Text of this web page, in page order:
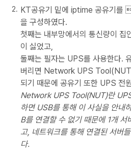
KT공유기 밑에 iptime 공유기를
을 구성하였다.
첫째는 내부망에서의 통신량이 집
이 싫었고,
둘째는 필자는 UPS를 사용한다.
버리면 Network UPS
되기 때문에 공유기 또한 UPS 전
Network UPS Tool(NUT)란
하면 USB를 통해 이 사실을 안내
B를 연결할 수 없기 때문에 1개 서
고, 네트워크를 통해 연결된 서버
다.